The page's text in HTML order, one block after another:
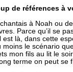
de références à
à Noah ou
Parce qu’il se
est là, dans cette
moins le scénario
mon fils au lit le
terme on peut se